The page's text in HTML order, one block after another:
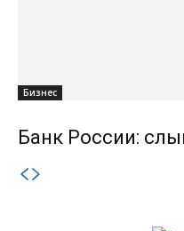
Бизнес
Банк России: